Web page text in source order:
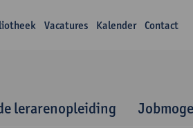
Vacatures Kalender Contact
lerarenopleiding